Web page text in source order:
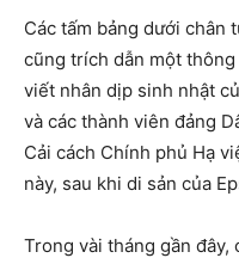
Các tấm bảng dưới chân
cũng trích dẫn một
viết nhân dịp sinh nhật
và các thành viên đảng
Cải cách Chính phủ Hạ
này, sau khi di sản của
Trong vài tháng gần